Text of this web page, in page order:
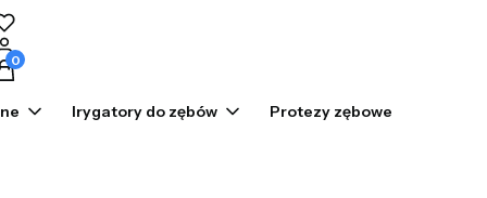
w koszyku: 0. Zobacz szczegóły
Irygatory do zębów Protezy zębowe